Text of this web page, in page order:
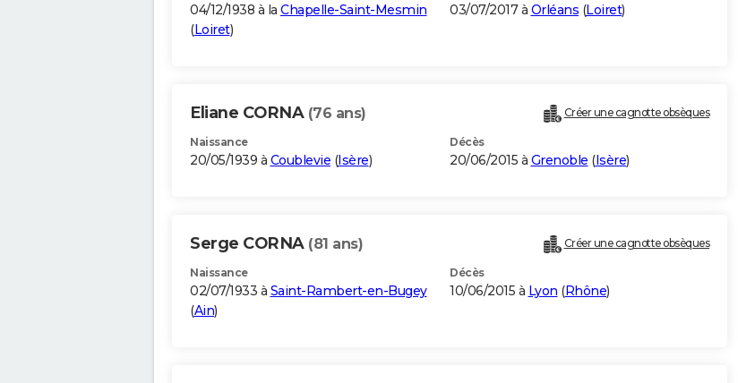
04/12/1938 à la Chapelle-Saint-Mesmin
(Loiret)
03/07/2017 à Orléans (Loiret)
Eliane CORNA (76 ans) Créer une cagnotte obsèques
Naissance
20/05/1939 à Coublevie (Isère)
Décès
20/06/2015 à Grenoble (Isère)
Serge CORNA (81 ans) Créer une cagnotte obsèques
Naissance
02/07/1933 à Saint-Rambert-en-Bugey
(Ain)
Décès
10/06/2015 à Lyon (Rhône)